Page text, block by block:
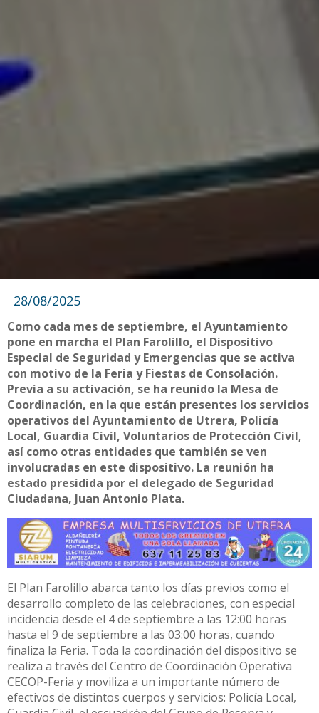
28/08/2025
Como cada mes de septiembre, el Ayuntamiento
pone en marcha el Plan Farolillo, el Dispositivo
Especial de Seguridad y Emergencias que se activa
con motivo de la Feria y Fiestas de Consolación.
Previa a su activación, se ha reunido la Mesa de
Coordinación, en la que están presentes los servicios
operativos del Ayuntamiento de Utrera, Policía
Local, Guardia Civil, Voluntarios de Protección Civil,
así como otras entidades que también se ven
involucradas en este dispositivo. La reunión ha
estado presidida por el delegado de Seguridad
Ciudadana, Juan Antonio Plata.
El Plan Farolillo abarca tanto los días previos como el
desarrollo completo de las celebraciones, con especial
incidencia desde el 4 de septiembre a las 12:00 horas
hasta el 9 de septiembre a las 03:00 horas, cuando
finaliza la Feria. Toda la coordinación del dispositivo se
realiza a través del Centro de Coordinación Operativa
CECOP-Feria y moviliza a un importante número de
efectivos de distintos cuerpos y servicios: Policía Local,